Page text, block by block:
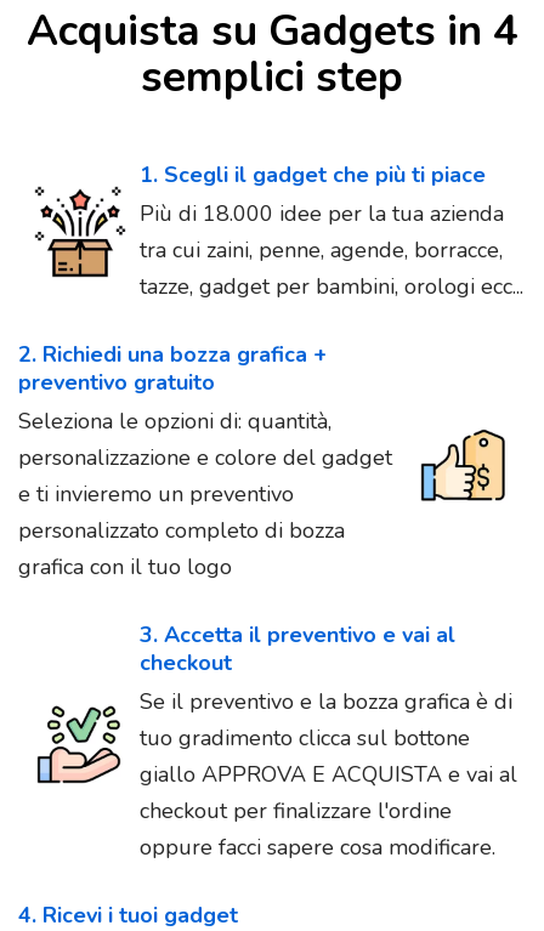
Acquista su Gadgets in 4
semplici step
1. Scegli il gadget che più ti piace
Più di 18.000 idee per la tua azienda
tra cui zaini, penne, agende, borracce,
tazze, gadget per bambini, orologi ecc...
2. Richiedi una bozza grafica +
preventivo gratuito
Seleziona le opzioni di: quantità,
personalizzazione e colore del gadget
e ti invieremo un preventivo
personalizzato completo di bozza
grafica con il tuo logo
3. Accetta il preventivo e vai al
checkout
Se il preventivo e la bozza grafica è di
tuo gradimento clicca sul bottone
giallo APPROVA E ACQUISTA e vai al
checkout per finalizzare l'ordine
oppure facci sapere cosa modificare.
4. Ricevi i tuoi gadget